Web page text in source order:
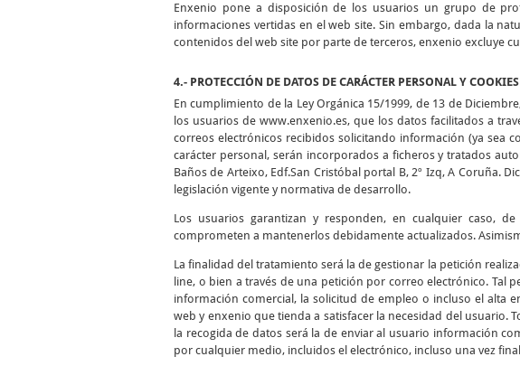
Enxenio pone a disposición de los usuarios un grupo de
informaciones vertidas en el web site. Sin embargo, dada la
contenidos del web site por parte de terceros, enxenio excluye
4.- PROTECCIÓN DE DATOS DE CARÁCTER PERSONAL Y COOKIES
En cumplimiento de la Ley Orgánica 15/1999, de 13 de
los usuarios de www.enxenio.es, que los datos facilitados a
correos electrónicos recibidos solicitando información (ya sea
carácter personal, serán incorporados a ficheros y tratados
Baños de Arteixo, Edf.San Cristóbal portal B, 2º Izq, A Coruña.
legislación vigente y normativa de desarrollo.
Los usuarios garantizan y responden, en cualquier caso,
comprometen a mantenerlos debidamente actualizados.
La finalidad del tratamiento será la de gestionar la petición
line, o bien a través de una petición por correo electrónico. Tal
información comercial, la solicitud de empleo o incluso el alta
web y enxenio que tienda a satisfacer la necesidad del usuario.
la recogida de datos será la de enviar al usuario información
por cualquier medio, incluidos el electrónico, incluso una vez